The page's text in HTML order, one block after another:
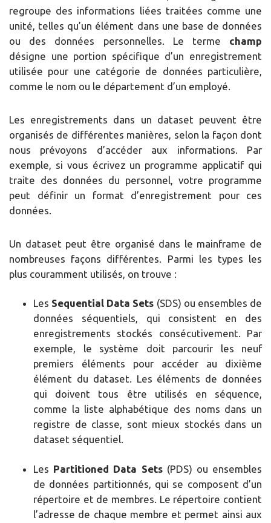
regroupe des informations liées traitées comme une
unité, telles qu’un élément dans une base de données
ou des données personnelles. Le terme champ
désigne une portion spécifique d’un enregistrement
utilisée pour une catégorie de données particulière,
comme le nom ou le département d’un employé.
Les enregistrements dans un dataset peuvent être
organisés de différentes manières, selon la façon dont
nous prévoyons d’accéder aux informations. Par
exemple, si vous écrivez un programme applicatif qui
traite des données du personnel, votre programme
peut définir un format d’enregistrement pour ces
données.
Un dataset peut être organisé dans le mainframe de
nombreuses façons différentes. Parmi les types les
plus couramment utilisés, on trouve :
Les Sequential Data Sets (SDS) ou ensembles de
données séquentiels, qui consistent en des
enregistrements stockés consécutivement. Par
exemple, le système doit parcourir les neuf
premiers éléments pour accéder au dixième
élément du dataset. Les éléments de données
qui doivent tous être utilisés en séquence,
comme la liste alphabétique des noms dans un
registre de classe, sont mieux stockés dans un
dataset séquentiel.
Les Partitioned Data Sets(PDS) ou ensembles
de données partitionnés, qui se composent d’un
répertoire et de membres. Le répertoire contient
l’adresse de chaque membre et permet ainsi aux